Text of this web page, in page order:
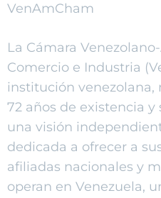
VenAmCham
La Cámara
Comercio e Industria
institución
72 años de existencia
una visión
dedicada a ofrecer a
afiliadas nacionales y
operan en Venezuela,